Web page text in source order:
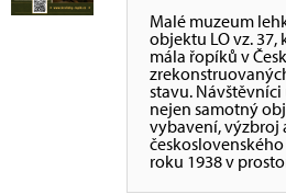
Malé muzeum
objektu LO vz.
mála řopíků v
stavu.
nejen samotný
vybavení, výzbroj
roku 1938 v